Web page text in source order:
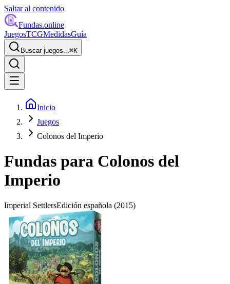
Saltar al contenido
Fundas.online
JuegosTCGMedidasGuía
Buscar juegos...⌘K
Inicio
Juegos
Colonos del Imperio
Fundas para Colonos del
Imperio
Imperial SettlersEdición española (2015)